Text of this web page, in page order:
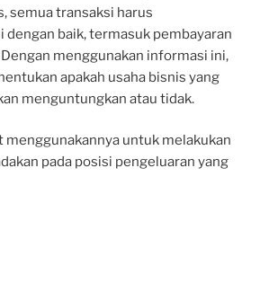
semua transaksi harus
baik, termasuk pembayaran
menggunakan informasi ini,
apakah usaha bisnis yang
menguntungkan atau tidak.
menggunakannya untuk melakukan
pada posisi pengeluaran yang